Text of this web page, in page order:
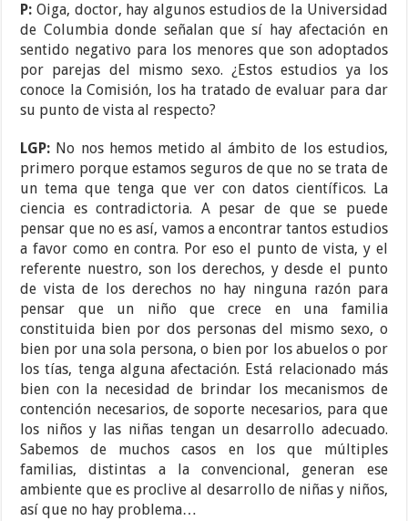
P: Oiga, doctor, hay algunos estudios de la Universidad
de Columbia donde señalan que sí hay afectación en
sentido negativo para los menores que son adoptados
por parejas del mismo sexo. ¿Estos estudios ya los
conoce la Comisión, los ha tratado de evaluar para dar
su punto de vista al respecto?
LGP: No nos hemos metido al ámbito de los estudios,
primero porque estamos seguros de que no se trata de
un tema que tenga que ver con datos científicos. La
ciencia es contradictoria. A pesar de que se puede
pensar que no es así, vamos a encontrar tantos estudios
a favor como en contra. Por eso el punto de vista, y el
referente nuestro, son los derechos, y desde el punto
de vista de los derechos no hay ninguna razón para
pensar que un niño que crece en una familia
constituida bien por dos personas del mismo sexo, o
bien por una sola persona, o bien por los abuelos o por
los tías, tenga alguna afectación. Está relacionado más
bien con la necesidad de brindar los mecanismos de
contención necesarios, de soporte necesarios, para que
los niños y las niñas tengan un desarrollo adecuado.
Sabemos de muchos casos en los que múltiples
familias, distintas a la convencional, generan ese
ambiente que es proclive al desarrollo de niñas y niños,
así que no hay problema…